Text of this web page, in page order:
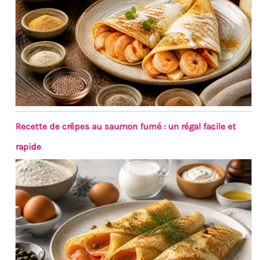
Recette de crêpes au saumon fumé : un régal facile et
rapide